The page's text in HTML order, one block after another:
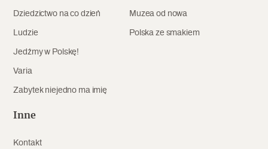
Dziedzictwo na co dzień
Ludzie
Jedźmy w Polskę!
Varia
Zabytek niejedno ma imię
Muzea od nowa
Polska ze smakiem
Inne
Kontakt